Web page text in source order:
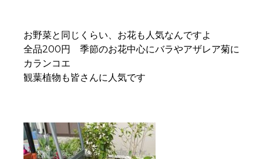
お野菜と同じくらい、お花も人気なんですよ
全品200円 季節のお花中心にバラやアザレア菊に
カランコエ
観葉植物も皆さんに人気です